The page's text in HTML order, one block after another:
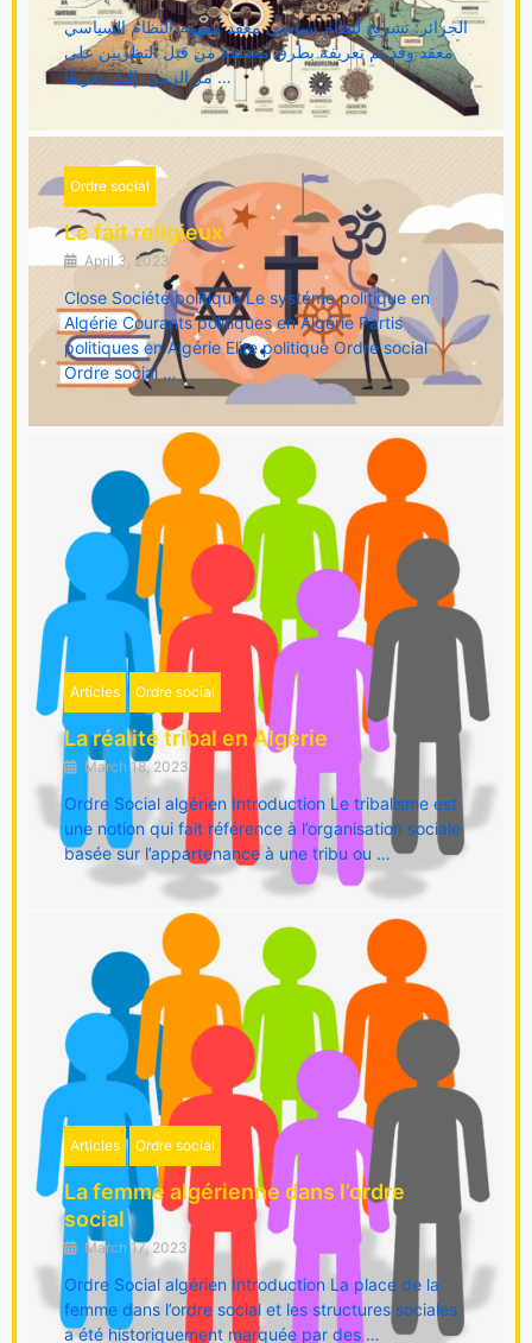
الجزائر: تشريح لنظام سياسي معقد مفهوم النظام السياسي
معقد وقد تم تعريفه بطرق مختلفة من قبل النظريين على
مر الزمن. إليك تعريفًا …
Ordre social
Le fait religieux
April 3, 2023
Close Société politique Le systéme politique en
Algérie Courants politiques en Algérie Partis
politiques en Algérie Elite politique Ordre social
Ordre social …
Articles Ordre social
La réalité tribal en Algérie
March 18, 2023
Ordre Social algérien Introduction Le tribalisme est
une notion qui fait référence à l’organisation sociale
basée sur l’appartenance à une tribu ou …
Articles Ordre social
La femme algérienne dans l’ordre
social
March 17, 2023
Ordre Social algérien Introduction La place de la
femme dans l’ordre social et les structures sociales
a été historiquement marquée par des …